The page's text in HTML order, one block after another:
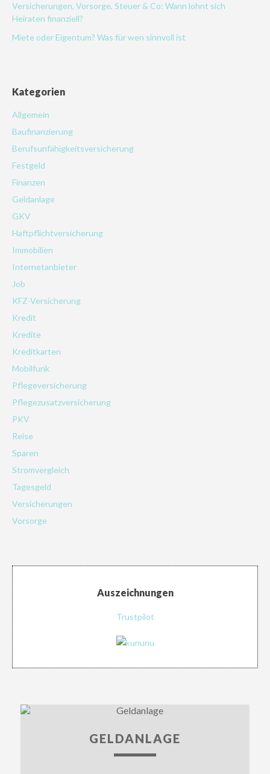
Versicherungen, Vorsorge, Steuer & Co: Wann lohnt sich
Heiraten finanziell?
Miete oder Eigentum? Was für wen sinnvoll ist
Kategorien
Allgemein
Baufinanzierung
Berufsunfähigkeitsversicherung
Festgeld
Finanzen
Geldanlage
GKV
Haftpflichtversicherung
Immobilien
Internetanbieter
Job
KFZ-Versicherung
Kredit
Kredite
Kreditkarten
Mobilfunk
Pflegeversicherung
Pflegezusatzversicherung
PKV
Reise
Sparen
Stromvergleich
Tagesgeld
Versicherungen
Vorsorge
Auszeichnungen
Trustpilot
GELDANLAGE